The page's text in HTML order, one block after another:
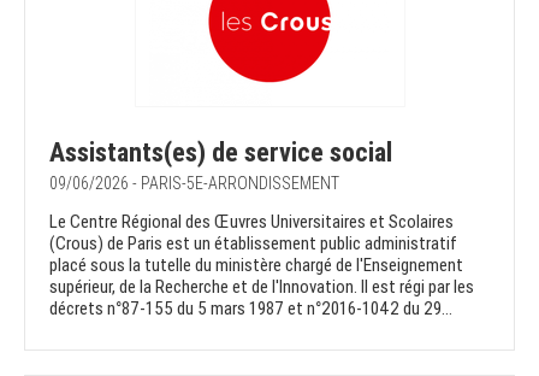
Assistants(es) de service social
09/06/2026 - PARIS-5E-ARRONDISSEMENT
Le Centre Régional des Œuvres Universitaires et Scolaires
(Crous) de Paris est un établissement public administratif
placé sous la tutelle du ministère chargé de l'Enseignement
supérieur, de la Recherche et de l'Innovation. Il est régi par les
décrets n°87-155 du 5 mars 1987 et n°2016-1042 du 29...